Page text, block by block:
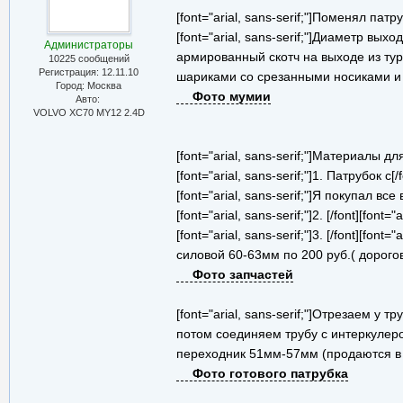
Администраторы
10225 сообщений
Регистрация: 12.11.10
Город: Москва
Авто:
VOLVO ХС70 MY12 2.4D
[font="arial, sans-serif;"]Поменял
[font="arial, sans-serif;"]Диаметр
армированный скотч на выходе из
шариками со срезанными носиками
Фото мумии
[font="arial, sans-serif;"]Материалы
[font="arial, sans-serif;"]1. Патрубок
[font="arial, sans-serif;"]Я покупал
[font="arial, sans-serif;"]2. [/
[font="arial, sans-serif;"]3. [/
силовой 60-63мм по 200 руб.(
Фото запчастей
[font="arial, sans-serif;"]Отрезаем у
потом соединяем трубу с
переходник 51мм-57мм (продаются в
Фото готового патрубка